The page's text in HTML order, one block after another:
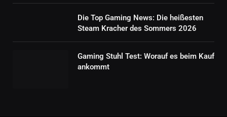
Die Top Gaming News: Die heißesten
Steam Kracher des Sommers 2026
Gaming Stuhl Test: Worauf es beim Kauf
ankommt